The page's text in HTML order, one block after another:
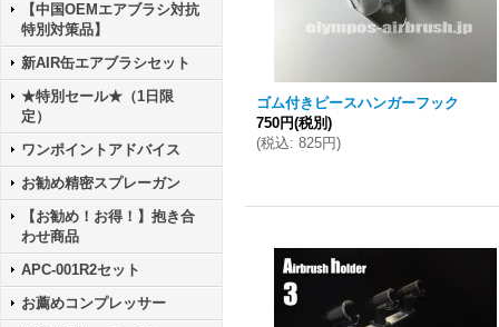
【中国OEMエアブラシ対抗
特別対策品】
新AIR缶エアブラシセット
★特別セール★（1日限
定）
ワンポイントアドバイス
お勧め精密スプレーガン
【お勧め！お得！】抱き合
わせ商品
APC-001R2セット
お薦めコンプレッサー
ゴム付きピースハンガーフック
750円(税別)
(税込: 825円)